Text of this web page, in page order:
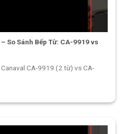
So Sánh Bếp Từ: CA-9919 vs
CA-9919 (2 từ) vs CA-